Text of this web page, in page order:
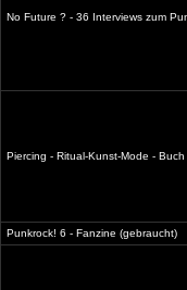
No Future ? - 36 Interviews zum
Piercing - Ritual-Kunst-Mode -
Punkrock! 6 - Fanzine (gebraucht)